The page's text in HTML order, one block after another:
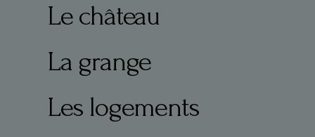
Le château
La grange
Les logements